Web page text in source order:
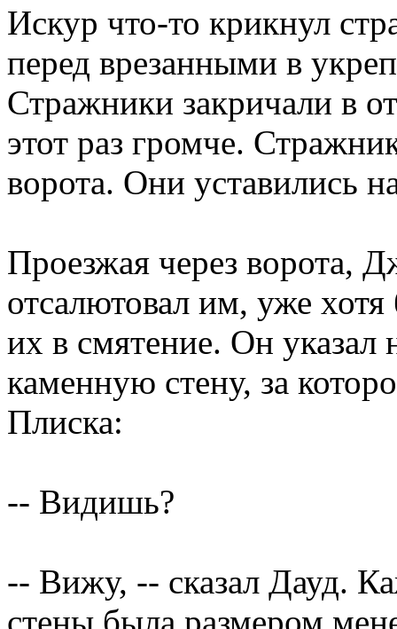
Искур что-то крикнул
перед врезанными в
Стражники закричали в
этот раз громче.
ворота. Они уставились
Проезжая через ворота,
отсалютовал им, уже
их в смятение. Он
каменную стену, за
Плиска:
-- Видишь?
-- Вижу, -- сказал Дауд.